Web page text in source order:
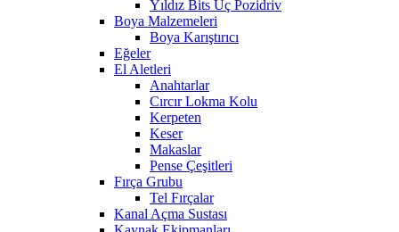
Yıldız Bits Uç Pozidriv
Boya Malzemeleri
Boya Karıştırıcı
Eğeler
El Aletleri
Anahtarlar
Cırcır Lokma Kolu
Kerpeten
Keser
Makaslar
Pense Çeşitleri
Fırça Grubu
Tel Fırçalar
Kanal Açma Sustası